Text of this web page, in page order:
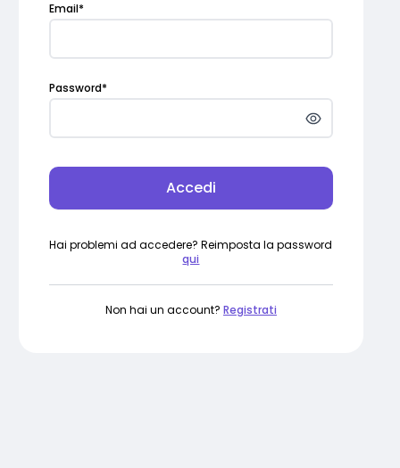
Email*
Password*
Accedi
Hai problemi ad accedere? Reimposta la password
qui
Non hai un account? Registrati